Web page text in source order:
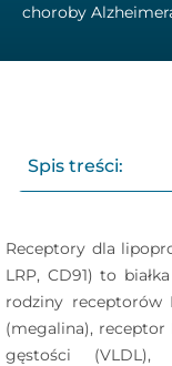
choroby
Spis treści:
Receptory dla
LRP, CD91) to
rodziny receptorów
(megalina), receptor
gęstości